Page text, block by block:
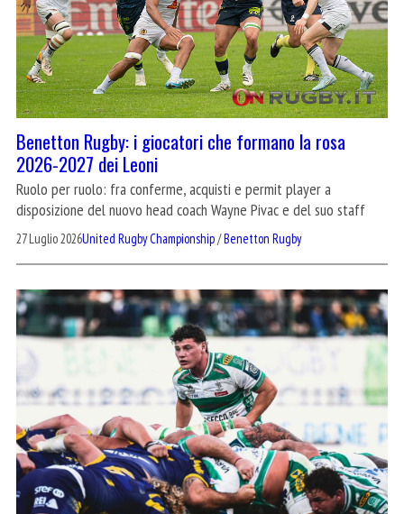
Benetton Rugby: i giocatori che formano la rosa
2026-2027 dei Leoni
Ruolo per ruolo: fra conferme, acquisti e permit player a
disposizione del nuovo head coach Wayne Pivac e del suo staff
27 Luglio 2026United Rugby Championship/Benetton Rugby